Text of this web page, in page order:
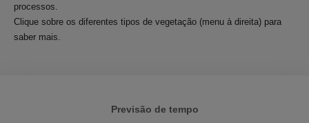
processos.
Clique sobre os diferentes tipos de vegetação (menu à direita) para
saber mais.
Previsão de tempo